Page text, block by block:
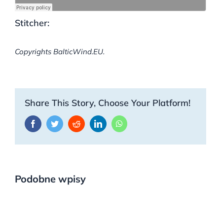
Stitcher:
Copyrights BalticWind.EU.
Share This Story, Choose Your Platform!
FacebookTwitterRedditLinkedInWhatsApp
Podobne wpisy